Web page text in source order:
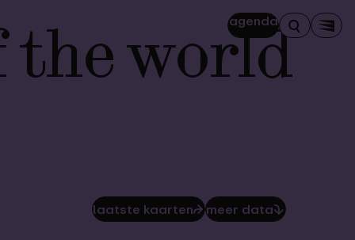
agenda
Zoeken
the world
laatste kaarten⮫meer data⮯